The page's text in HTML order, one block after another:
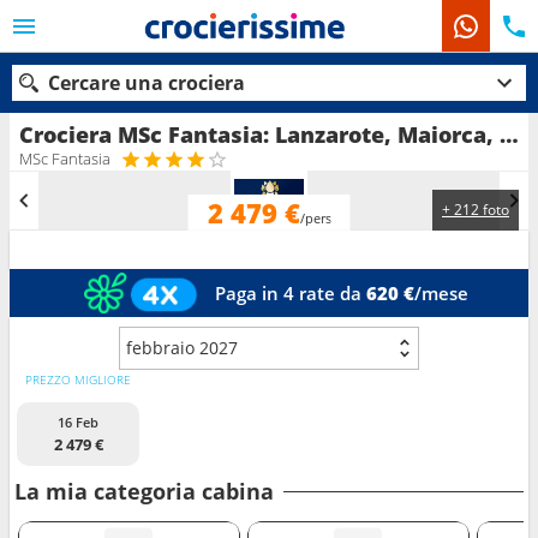
Crociera MSc Fantasia: Lanzarote, Maiorca, Tenerife, Spagna, Portogallo in partenza da Funchal
MSc Fantasia
+ 212 foto
2 479 €/pers
Paga in 4 rate da 620 €/mese
febbraio 2027
PREZZO MIGLIORE
16 Feb
2 479 €
La mia categoria cabina
Cercare una crociera
Le nostre destinazioni
Mesi di partenza
Porti Compagnie